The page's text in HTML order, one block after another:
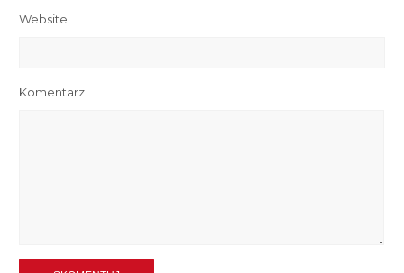
Website
Komentarz